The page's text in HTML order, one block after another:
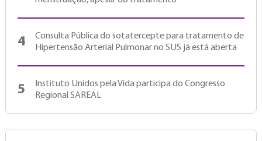
4
Consulta Pública do sotatercepte para tratamento de
Hipertensão Arterial Pulmonar no SUS já está aberta
5
Instituto Unidos pela Vida participa do Congresso
Regional SAREAL